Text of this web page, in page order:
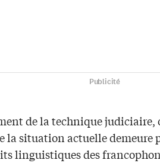
Publicité
de la technique judiciaire,
la situation actuelle demeure
linguistiques des